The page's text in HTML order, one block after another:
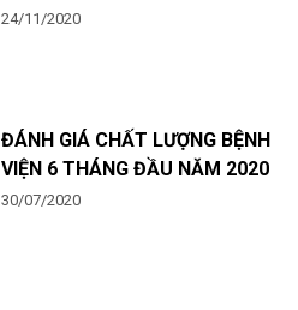
chức
24/11/2020
ĐÁNH GIÁ CHẤT LƯỢNG BỆNH
VIỆN 6 THÁNG ĐẦU NĂM 2020
30/07/2020